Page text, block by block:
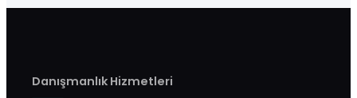
Danışmanlık Hizmetleri